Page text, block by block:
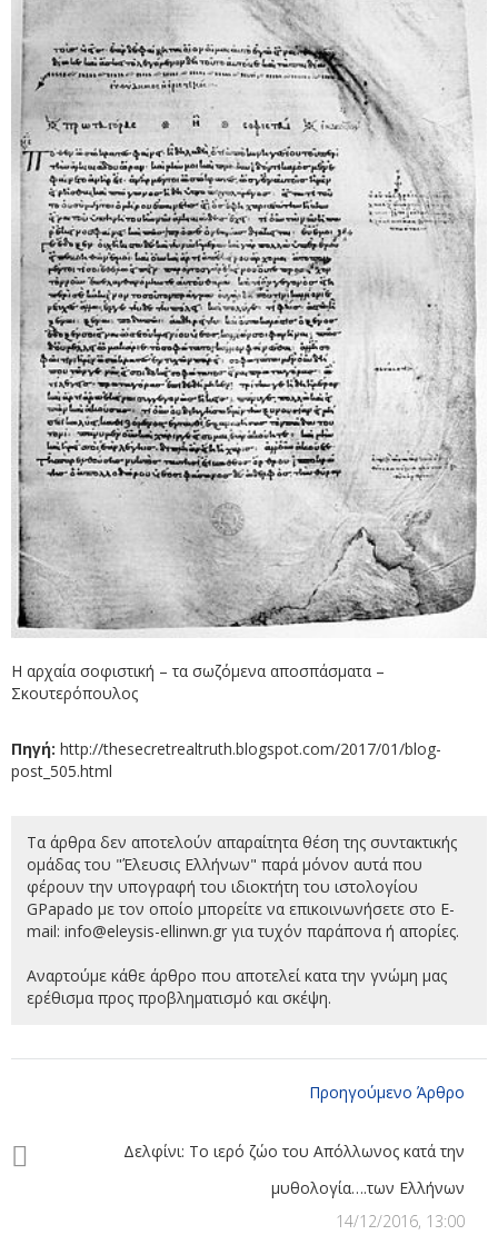
Η αρχαία σοφιστική – τα σωζόμενα αποσπάσματα –
Σκουτερόπουλος
Πηγή: http://thesecretrealtruth.blogspot.com/2017/01/blog-
post_505.html
Τα άρθρα δεν αποτελούν απαραίτητα θέση της συντακτικής
ομάδας του "Έλευσις Ελλήνων" παρά μόνον αυτά που
φέρουν την υπογραφή του ιδιοκτήτη του ιστολογίου
GPapado με τον οποίο μπορείτε να επικοινωνήσετε στο E-
mail: info@eleysis-ellinwn.gr για τυχόν παράπονα ή απορίες.
Αναρτούμε κάθε άρθρο που αποτελεί κατα την γνώμη μας
ερέθισμα προς προβληματισμό και σκέψη.
Προηγούμενο Άρθρο
Δελφίνι: Το ιερό ζώο του Απόλλωνος κατά την
μυθολογία….των Ελλήνων
14/12/2016, 13:00